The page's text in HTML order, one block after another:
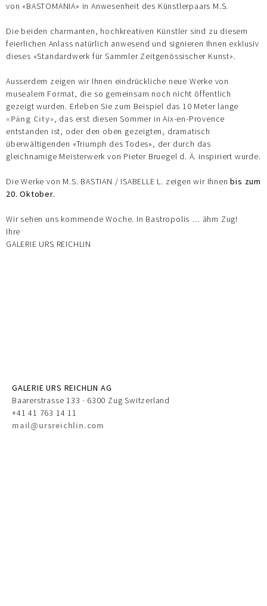
von «BASTOMANIA» in Anwesenheit des Künstlerpaars M.S.
Die beiden charmanten, hochkreativen Künstler sind zu diesem
feierlichen Anlass natürlich anwesend und signieren Ihnen exklusiv
dieses «Standardwerk für Sammler Zeitgenössischer Kunst».
Ausserdem zeigen wir Ihnen eindrückliche neue Werke von
musealem Format, die so gemeinsam noch nicht öffentlich
gezeigt wurden. Erleben Sie zum Beispiel das 10 Meter lange
«Päng City», das erst diesen Sommer in Aix-en-Provence
entstanden ist, oder den oben gezeigten, dramatisch
überwältigenden «Triumph des Todes», der durch das
gleichnamige Meisterwerk von Pieter Bruegel d. Ä. inspiriert wurde.
Die Werke von M.S. BASTIAN / ISABELLE L. zeigen wir Ihnenbis zum
20. Oktober.
Wir sehen uns kommende Woche. In Bastropolis … ähm Zug!
Ihre
GALERIE URS REICHLIN
GALERIE URS REICHLIN AG
Baarerstrasse 133 · 6300 Zug Switzerland
+41 41 763 14 11
mail@ursreichlin.com